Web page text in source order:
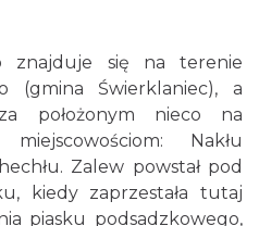
znajduje się na terenie
(gmina Świerklaniec), a
położonym nieco na
Nakłu
Zalew powstał pod
kiedy zaprzestała tutaj
piasku podsadzkowego,